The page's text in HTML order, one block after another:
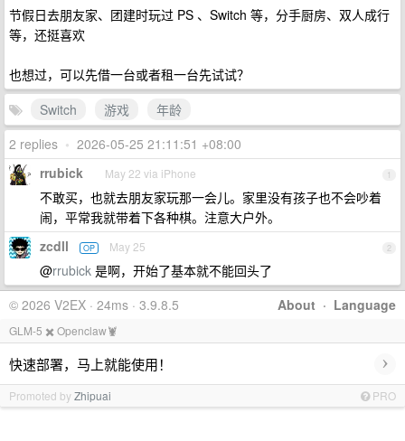
节假日去朋友家、团建时玩过 PS 、Switch 等，分手厨房、双人成行
等，还挺喜欢
也想过，可以先借一台或者租一台先试试？
Switch
游戏
年龄
2 replies • 2026-05-25 21:11:51 +08:00
1
rrubick May 22 via iPhone
不敢买，也就去朋友家玩那一会儿。家里没有孩子也不会吵着
闹，平常我就带着下各种棋。注意大户外。
2
zcdll OP May 25
@rrubick 是啊，开始了基本就不能回头了
About · Language
© 2026 V2EX · 24ms · 3.9.8.5
GLM-5 ✖️ Openclaw🦞
快速部署，马上就能使用！ ›
Promoted byZhipuai PRO